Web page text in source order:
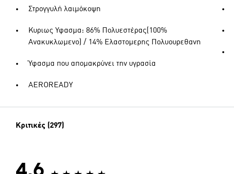
Στρογγυλή λαιμόκοψη
Κυριως Υφασμα: 86% Πολυεστέρας(100%
Ανακυκλωμενο) / 14% Ελαστομερης Πολυουρεθανη
Ύφασμα που απομακρύνει την υγρασία
AEROREADY
Κριτικές (297)